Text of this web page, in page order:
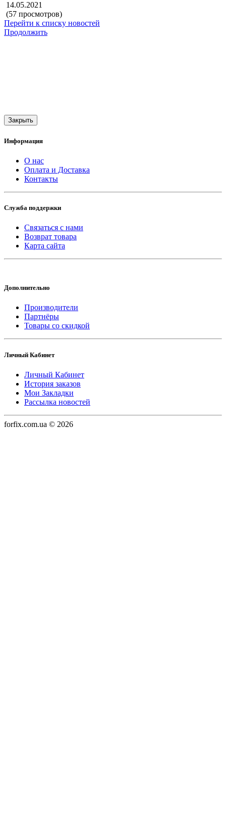
14.05.2021
(57 просмотров)
Перейти к списку новостей
Продолжить
Закрыть
Информация
О нас
Оплата и Доставка
Контакты
Служба поддержки
Связаться с нами
Возврат товара
Карта сайта
Дополнительно
Производители
Партнёры
Товары со скидкой
Личный Кабинет
Личный Кабинет
История заказов
Мои Закладки
Рассылка новостей
forfix.com.ua © 2026